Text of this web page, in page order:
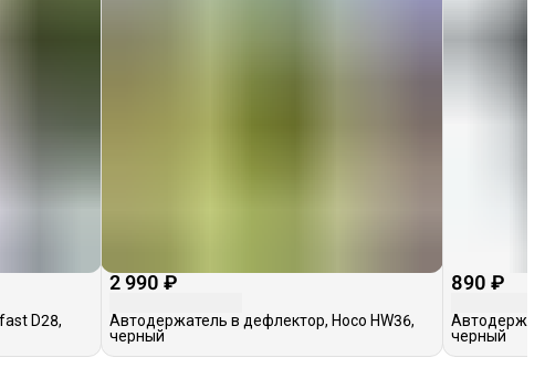
D28,
2 990 ₽
Автодержатель в дефлектор, Hoco HW36,
черный
890 ₽
черный